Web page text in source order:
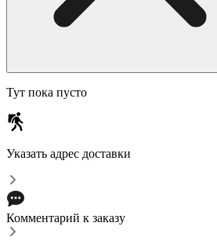
Тут пока пусто
Указать адрес доставки
Комментарий к заказу